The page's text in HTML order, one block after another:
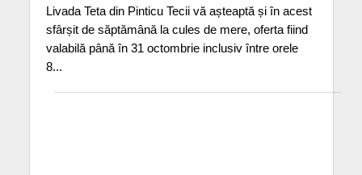
Livada Teta din Pinticu Tecii vă așteaptă și în acest
sfârșit de săptămână la cules de mere, oferta fiind
valabilă până în 31 octombrie inclusiv între orele
8...